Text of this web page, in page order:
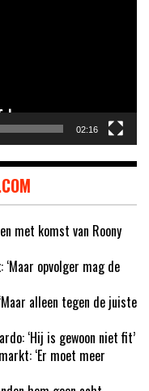
02:16
met komst van Roony
opvolger mag de
alleen tegen de juiste
‘Hij is gewoon niet fit’
‘Er moet meer